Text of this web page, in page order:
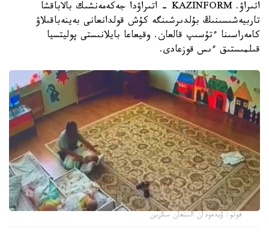
اتىراۋ. KAZINFORM - اتىراۋدا جەكەمەنشىك بالاباقشا
تاربيەشىسىنىڭ بۇلدىرشىنگە كۇش قولدانعانى بەينەباقىلاۋ
كامەراسىنا ءتۇسىپ قالعان. وقيعاعا بايلانىستى پوليتسيا
قىلمىستىق ءىس قوزعادى.
فوتو: ۆيدەودان الىنعان سكرين